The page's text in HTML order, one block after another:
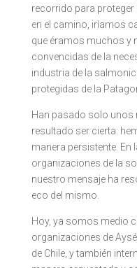
recorrido para proteger
en el camino, iríamos
que éramos muchos y
convencidas de la
industria de la
protegidas de la
Han pasado solo unos
resultado ser cierta:
manera persistente.
organizaciones de la
nuestro mensaje ha
eco del mismo.
Hoy, ya somos medio
organizaciones de
de Chile, y también